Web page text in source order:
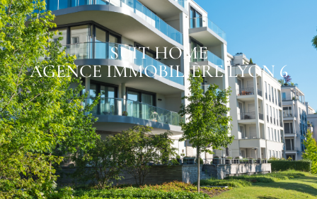
SUIT HOME
AGENCE IMMOBILIÈRE LYON 6